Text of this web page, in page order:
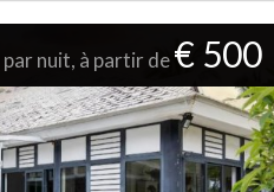
par nuit, à partir de€ 500